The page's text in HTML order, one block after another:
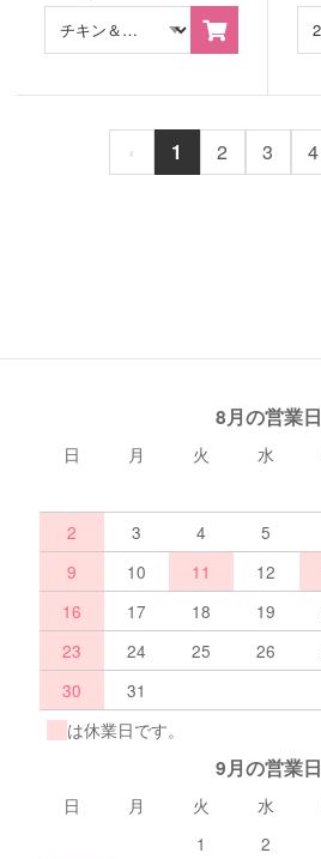
‹ 1 2 3 4
8月の営業日
日 月 火 水
2
3 4 5
9 10 11 12
16
17 18 19
23
24 25 26
30
31
は休業日です。
9月の営業日
日 月 火 水
1
2